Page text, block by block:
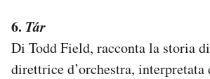
6. Tár
Di Todd Field, racconta la storia
direttrice d’orchestra, interpretata